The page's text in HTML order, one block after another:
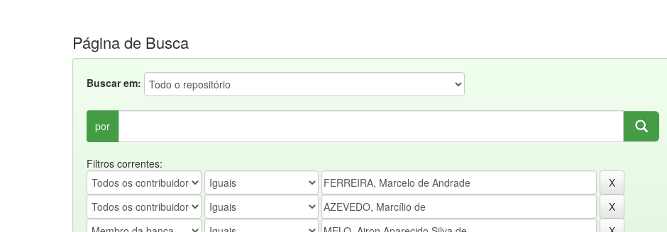
Página de Busca
Buscar em:
por
Filtros correntes: